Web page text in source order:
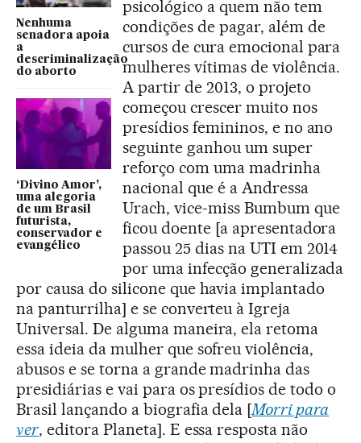
Nenhuma
senadora apoia
a
descriminalização
do aborto
‘Divino Amor’,
uma alegoria
de um Brasil
futurista,
conservador e
evangélico
psicológico a quem não tem
condições de pagar, além de
cursos de cura emocional para
mulheres vítimas de violência.
A partir de 2013, o projeto
começou crescer muito nos
presídios femininos, e no ano
seguinte ganhou um super
reforço com uma madrinha
nacional que é a Andressa
Urach, vice-miss Bumbum que
ficou doente [a apresentadora
passou 25 dias na UTI em 2014
por uma infecção generalizada
por causa do silicone que havia implantado
na panturrilha] e se converteu à Igreja
Universal. De alguma maneira, ela retoma
essa ideia da mulher que sofreu violência,
abusos e se torna a grande madrinha das
presidiárias e vai para os presídios de todo o
Brasil lançando a biografia dela [Morri para
ver, editora Planeta]. E essa resposta não